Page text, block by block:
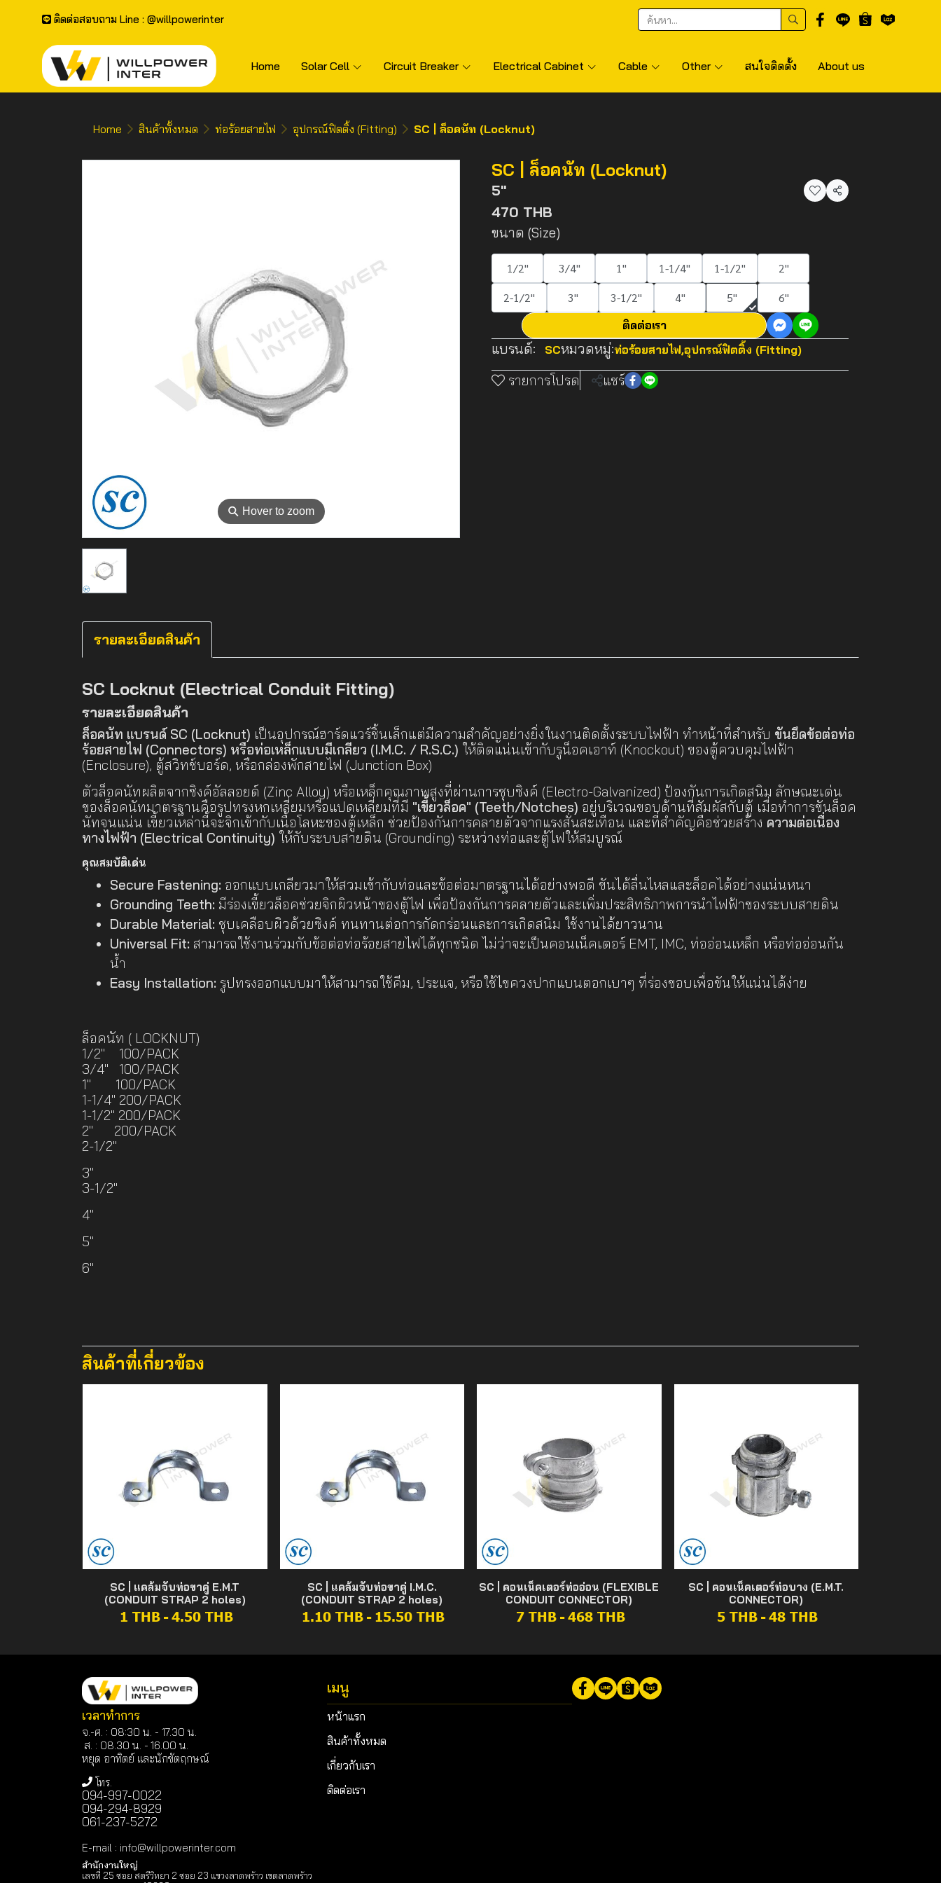
ติดต่อสอบถาม Line : @willpowerinter
Home Solar Cell Circuit Breaker Electrical Cabinet Cable Other สนใจติดตั้ง About us
Home สินค้าทั้งหมด ท่อร้อยสายไฟ อุปกรณ์ฟิตติ้ง (Fitting) SC | ล็อคนัท (Locknut)
⚲ Hover to zoom
SC | ล็อคนัท (Locknut)
5" แชร์
470 THB
ขนาด (Size)
1/2" 3/4" 1" 1-1/4" 1-1/2"
2"
2-1/2"
3" 3-1/2" 4" 5" 6"
ติดต่อเรา
แบรนด์: SCหมวดหมู่:ท่อร้อยสายไฟ,อุปกรณ์ฟิตติ้ง (Fitting)
รายการโปรด แชร์
รายละเอียดสินค้า
SC Locknut (Electrical Conduit Fitting)
รายละเอียดสินค้า
ล็อคนัท แบรนด์ SC (Locknut) เป็นอุปกรณ์ฮาร์ดแวร์ชิ้นเล็กแต่มีความสำคัญอย่างยิ่งในงานติดตั้งระบบไฟฟ้า ทำหน้าที่สำหรับ ขันยึดข้อต่อท่อ
ร้อยสายไฟ (Connectors) หรือท่อเหล็กแบบมีเกลียว (I.M.C. / R.S.C.) ให้ติดแน่นเข้ากับรูน็อคเอาท์ (Knockout) ของตู้ควบคุมไฟฟ้า
(Enclosure), ตู้สวิทช์บอร์ด, หรือกล่องพักสายไฟ (Junction Box)
ตัวล็อคนัทผลิตจากซิงค์อัลลอยด์ (Zinc Alloy) หรือเหล็กคุณภาพสูงที่ผ่านการชุบซิงค์ (Electro-Galvanized) ป้องกันการเกิดสนิม ลักษณะเด่น
ของล็อคนัทมาตรฐานคือรูปทรงหกเหลี่ยมหรือแปดเหลี่ยมที่มี "เขี้ยวล็อค" (Teeth/Notches) อยู่บริเวณขอบด้านที่สัมผัสกับตู้ เมื่อทำการขันล็อค
นัทจนแน่น เขี้ยวเหล่านี้จะจิกเข้ากับเนื้อโลหะของตู้เหล็ก ช่วยป้องกันการคลายตัวจากแรงสั่นสะเทือน และที่สำคัญคือช่วยสร้าง ความต่อเนื่อง
ทางไฟฟ้า (Electrical Continuity) ให้กับระบบสายดิน (Grounding) ระหว่างท่อและตู้ไฟให้สมบูรณ์
คุณสมบัติเด่น
Secure Fastening: ออกแบบเกลียวมาให้สวมเข้ากับท่อและข้อต่อมาตรฐานได้อย่างพอดี ขันได้ลื่นไหลและล็อคได้อย่างแน่นหนา
Grounding Teeth: มีร่องเขี้ยวล็อคช่วยจิกผิวหน้าของตู้ไฟ เพื่อป้องกันการคลายตัวและเพิ่มประสิทธิภาพการนำไฟฟ้าของระบบสายดิน
Durable Material: ชุบเคลือบผิวด้วยซิงค์ ทนทานต่อการกัดกร่อนและการเกิดสนิม ใช้งานได้ยาวนาน
Universal Fit: สามารถใช้งานร่วมกับข้อต่อท่อร้อยสายไฟได้ทุกชนิด ไม่ว่าจะเป็นคอนเน็คเตอร์ EMT, IMC, ท่ออ่อนเหล็ก หรือท่ออ่อนกัน
น้ำ
Easy Installation: รูปทรงออกแบบมาให้สามารถใช้คีม, ประแจ, หรือใช้ไขควงปากแบนตอกเบาๆ ที่ร่องขอบเพื่อขันให้แน่นได้ง่าย
ล็อคนัท ( LOCKNUT)
1/2" 100/PACK
3/4" 100/PACK
1" 100/PACK
1-1/4" 200/PACK
1-1/2" 200/PACK
2" 200/PACK
2-1/2"
3"
3-1/2"
4"
5"
6"
สินค้าที่เกี่ยวข้อง
SC | แคล้มจับท่อขาคู่ E.M.T
(CONDUIT STRAP 2 holes)
1 THB -4.50 THB
SC | แคล้มจับท่อขาคู่ I.M.C.
(CONDUIT STRAP 2 holes)
1.10 THB - 15.50 THB
SC | คอนเน็คเตอร์ท่ออ่อน (FLEXIBLE
CONDUIT CONNECTOR)
7 THB -468 THB
SC | คอนเน็คเตอร์ท่อบาง (E.M.T.
CONNECTOR)
5 THB -48 THB
เวลาทำการ
จ.-ศ. : 08:30 น. - 17.30 น.
ส. : 08.30 น. - 16.00 น.
หยุด อาทิตย์ และนักขัตฤกษณ์
โทร.
094-997-0022
094-294-8929
061-237-5272
E-mail : info@willpowerinter.com
สำนักงานใหญ่
เลขที่ 25 ซอย สตรีวิทยา 2 ซอย 23 แขวงลาดพร้าว เขตลาดพร้าว
เมนู
หน้าแรก
สินค้าทั้งหมด
เกี่ยวกับเรา
ติดต่อเรา